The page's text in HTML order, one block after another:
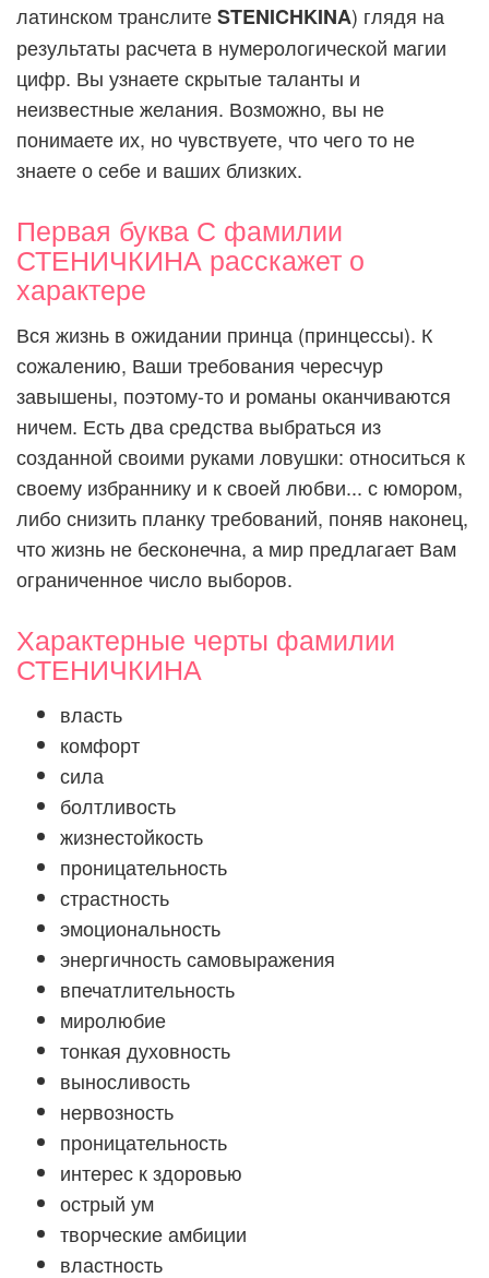
латинском транслитеSTENICHKINA) глядя на
результаты расчета в нумерологической магии
цифр. Вы узнаете скрытые таланты и
неизвестные желания. Возможно, вы не
понимаете их, но чувствуете, что чего то не
знаете о себе и ваших близких.
Первая буква С фамилии
СТЕНИЧКИНА расскажет о
характере
Вся жизнь в ожидании принца (принцессы). К
сожалению, Ваши требования чересчур
завышены, поэтому-то и романы оканчиваются
ничем. Есть два средства выбраться из
созданной своими руками ловушки: относиться к
своему избраннику и к своей любви... с юмором,
либо снизить планку требований, поняв наконец,
что жизнь не бесконечна, а мир предлагает Вам
ограниченное число выборов.
Характерные черты фамилии
СТЕНИЧКИНА
власть
комфорт
сила
болтливость
жизнестойкость
проницательность
страстность
эмоциональность
энергичность самовыражения
впечатлительность
миролюбие
тонкая духовность
выносливость
нервозность
проницательность
интерес к здоровью
острый ум
творческие амбиции
властность